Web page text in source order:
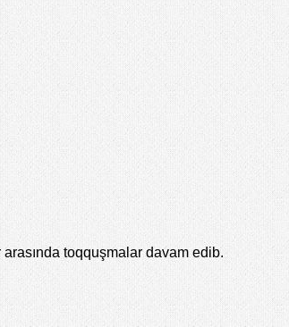
toqquşmalar davam edib.